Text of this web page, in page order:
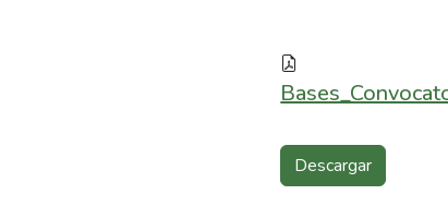
Descargar